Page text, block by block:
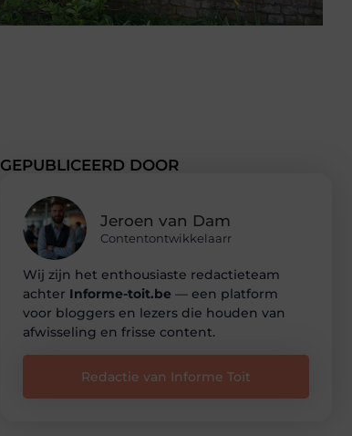
GEPUBLICEERD DOOR
Jeroen van Dam
Contentontwikkelaarr
Wij zijn het enthousiaste redactieteam
achter Informe-toit.be — een platform
voor bloggers en lezers die houden van
afwisseling en frisse content.
Redactie van Informe Toit